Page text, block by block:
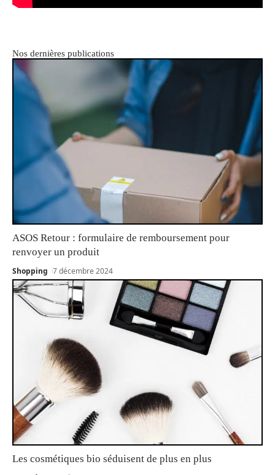
Nos dernières publications
ASOS Retour : formulaire de remboursement pour
renvoyer un produit
Shopping 7 décembre 2024
Les cosmétiques bio séduisent de plus en plus